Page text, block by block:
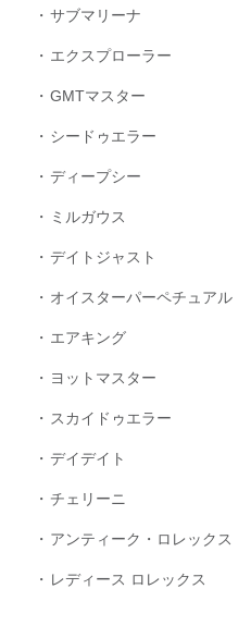
サブマリーナ
エクスプローラー
GMTマスター
シードゥエラー
ディープシー
ミルガウス
デイトジャスト
オイスターパーペチュアル
エアキング
ヨットマスター
スカイドゥエラー
デイデイト
チェリーニ
アンティーク・ロレックス
レディース ロレックス